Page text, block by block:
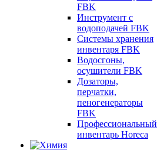
FBK
Инструмент с
водоподачей FBK
Системы хранения
инвентаря FBK
Водосгоны,
осушители FBK
Дозаторы,
перчатки,
пеногенераторы
FBK
Профессиональный
инвентарь Horeca